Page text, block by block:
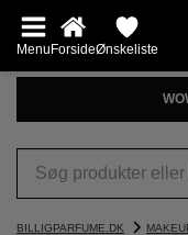
MenuForsideØnskeliste
BILLIGPARFUME.DK